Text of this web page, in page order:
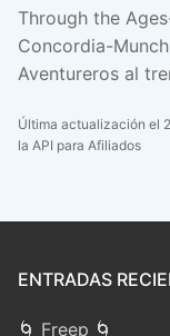
Through the
Concordia-
Aventureros al
Última actualización el
la API para Afiliados
ENTRADAS
🌀 Freep 🌀